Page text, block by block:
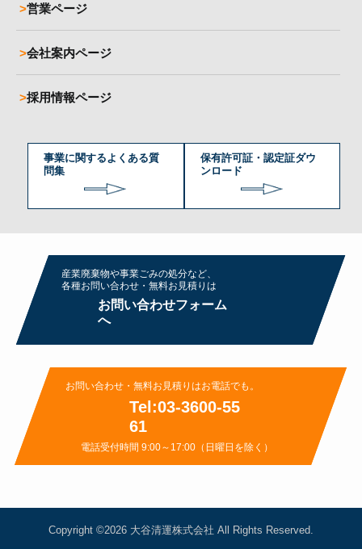
営業ページ
会社案内ページ
採用情報ページ
事業に関するよくある質
問集
保有許可証・認定証ダウ
ンロード
産業廃棄物や事業ごみの処分など、
各種お問い合わせ・無料お⾒積りは
お問い合わせフォーム
へ
お問い合わせ・無料お⾒積りはお電話でも。
Tel:03-3600-55
61
電話受付時間 9:00～17:00（日曜日を除く）
Copyright ©2026 大谷清運株式会社 All Rights Reserved.